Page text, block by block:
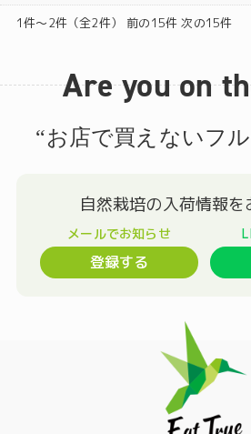
1件～2件（全2件） 前の15件
Are you on
“お店で買えないフ
登録する